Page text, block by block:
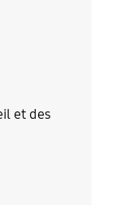
et des